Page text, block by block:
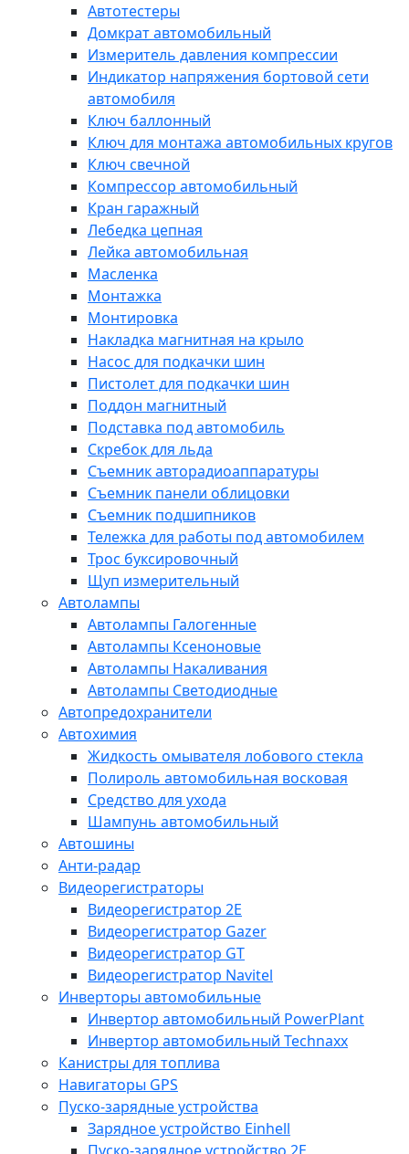
Автотестеры
Домкрат автомобильный
Измеритель давления компрессии
Индикатор напряжения бортовой сети
автомобиля
Ключ баллонный
Ключ для монтажа автомобильных кругов
Ключ свечной
Компрессор автомобильный
Кран гаражный
Лебедка цепная
Лейка автомобильная
Масленка
Монтажка
Монтировка
Накладка магнитная на крыло
Насос для подкачки шин
Пистолет для подкачки шин
Поддон магнитный
Подставка под автомобиль
Скребок для льда
Съемник авторадиоаппаратуры
Съемник панели облицовки
Съемник подшипников
Тележка для работы под автомобилем
Трос буксировочный
Щуп измерительный
Автолампы
Автолампы Галогенные
Автолампы Ксеноновые
Автолампы Накаливания
Автолампы Светодиодные
Автопредохранители
Автохимия
Жидкость омывателя лобового стекла
Полироль автомобильная восковая
Средство для ухода
Шампунь автомобильный
Автошины
Анти-радар
Видеорегистраторы
Видеорегистратор 2E
Видеорегистратор Gazer
Видеорегистратор GT
Видеорегистратор Navitel
Инверторы автомобильные
Инвертор автомобильный PowerPlant
Инвертор автомобильный Technaxx
Канистры для топлива
Навигаторы GPS
Пуско-зарядные устройства
Зарядное устройство Einhell